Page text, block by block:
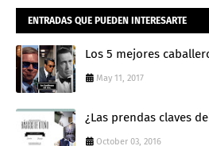
ENTRADAS QUE PUEDEN INTERESARTE
Los 5 mejores
May 11, 2017
¿Las prendas claves
October 03, 2016